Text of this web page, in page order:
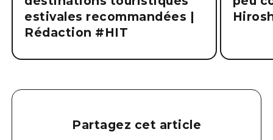
estivales recommandées |
Rédaction #HIT
Partagez cet article